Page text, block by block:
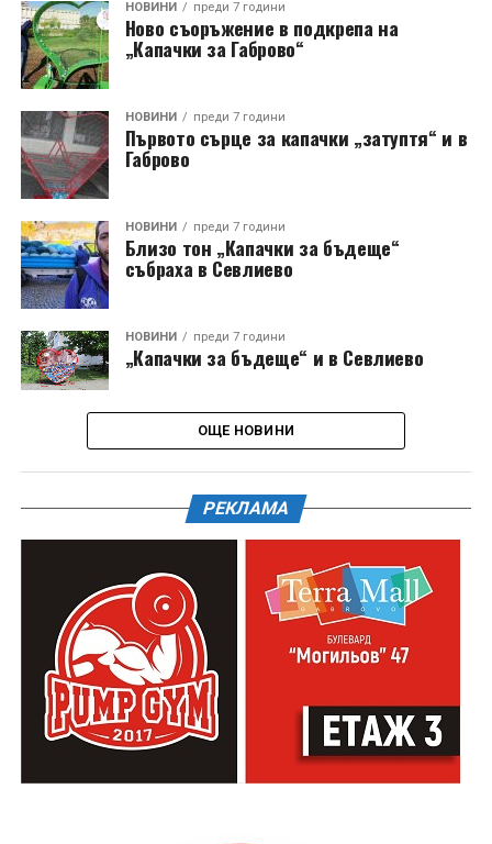
НОВИНИ преди 7 години
Ново съоръжение в подкрепа на
„Капачки за Габрово“
НОВИНИ преди 7 години
Първото сърце за капачки „затуптя“ и в
Габрово
НОВИНИ преди 7 години
Близо тон „Капачки за бъдеще“
събраха в Севлиево
НОВИНИ преди 7 години
„Капачки за бъдеще“ и в Севлиево
ОЩЕ НОВИНИ
РЕКЛАМА